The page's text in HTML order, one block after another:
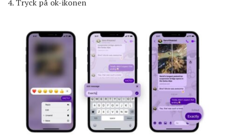
Tryck på ok-ikonen